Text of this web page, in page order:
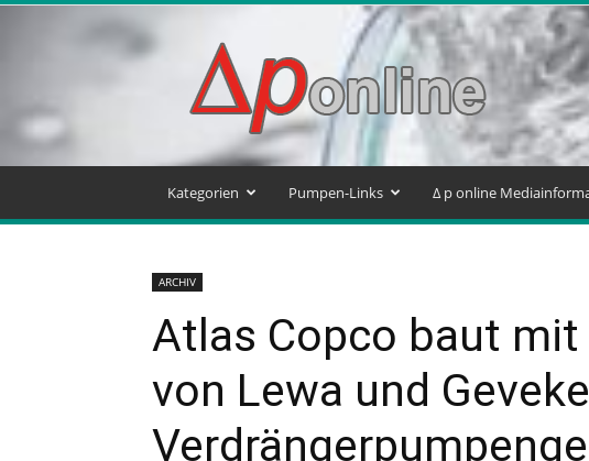
Delta
p
–
Pumpen
Systeme
Blog
Kategorien Pumpen-Links Δ p online
ARCHIV
Atlas Copco baut mit
von Lewa und